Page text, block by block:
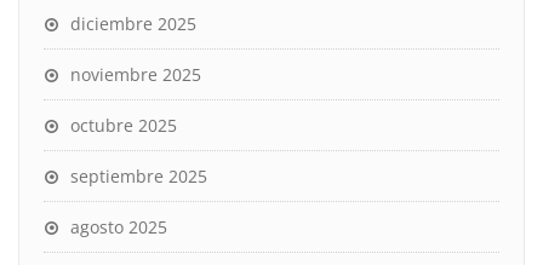
diciembre 2025
noviembre 2025
octubre 2025
septiembre 2025
agosto 2025